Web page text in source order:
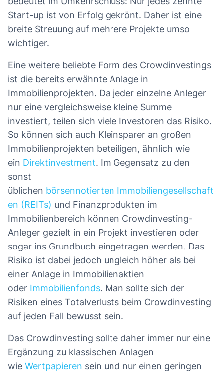
Start-up ist von Erfolg gekrönt. Daher ist eine
breite Streuung auf mehrere Projekte umso
wichtiger.
Eine weitere beliebte Form des Crowdinvestings
ist die bereits erwähnte Anlage in
Immobilienprojekten. Da jeder einzelne Anleger
nur eine vergleichsweise kleine Summe
investiert, teilen sich viele Investoren das Risiko.
So können sich auch Kleinsparer an großen
Immobilienprojekten beteiligen, ähnlich wie
ein Direktinvestment. Im Gegensatz zu den
sonst
üblichen börsennotierten Immobiliengesellschaft
en (REITs) und Finanzprodukten im
Immobilienbereich können Crowdinvesting-
Anleger gezielt in ein Projekt investieren oder
sogar ins Grundbuch eingetragen werden. Das
Risiko ist dabei jedoch ungleich höher als bei
einer Anlage in Immobilienaktien
oder Immobilienfonds. Man sollte sich der
Risiken eines Totalverlusts beim Crowdinvesting
auf jeden Fall bewusst sein.
Das Crowdinvesting sollte daher immer nur eine
Ergänzung zu klassischen Anlagen
wie Wertpapieren sein und nur einen geringen